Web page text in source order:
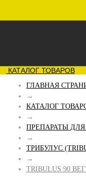
КАТАЛОГ ТОВАРОВ
ГЛАВНАЯ
→
КАТАЛОГ
→
ПРЕПАРАТЫ
→
ТРИБУЛУС
→
TRIBULUS 90